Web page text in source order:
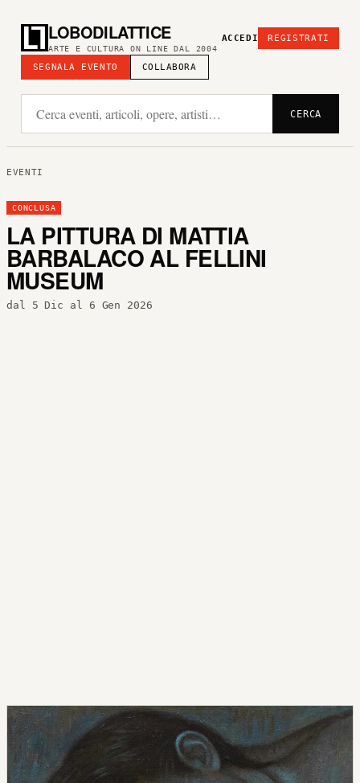
LOBODILATTICE
ARTE E CULTURA ON LINE DAL 2004
SEGNALA EVENTO COLLABORA
ACCEDI REGISTRATI
CERCA
EVENTI
CONCLUSA
LA PITTURA DI MATTIA
BARBALACO AL FELLINI
MUSEUM
dal 5 Dic al 6 Gen 2026